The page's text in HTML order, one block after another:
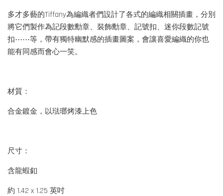
多才多藝的Tiffany為編織者們設計了各式的編織相關插畫，分別
將它們製作為記段數勳章、裝飾勳章、記號扣、迷你段數記號
扣⋯⋯等，帶有獨特幽默感的插畫圖案，會讓喜愛編織的你也
能有同感而會心一笑。
材質：
合金鍍金，以琺瑯烤漆上色
尺寸：
含龍蝦釦
約 1.42 x 1.25 英吋